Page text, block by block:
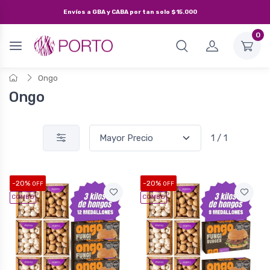
Envíos a GBA y CABA por tan solo $15.000
0
Ongo
Ongo
Champi + Porto + 8 Medallones
Veronica
Champi +
1 / 1
-20% OFF
COMBO
-20% OFF
COMBO